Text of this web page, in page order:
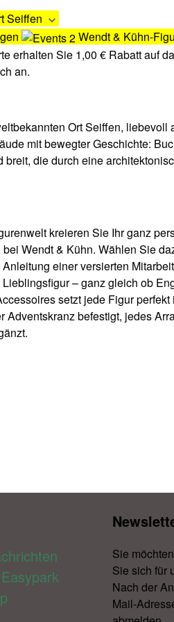
Seiffen
Wendt & Kühn-
erhalten Sie 1,00 € Rabatt auf
an.
Ort Seiffen, liebevoll
mit bewegter Geschichte:
die durch eine
kreieren Sie Ihr ganz
Wendt & Kühn. Wählen Sie
einer versierten
– ganz gleich ob
setzt jede Figur
befestigt, jedes
Sie
Sie sich für
Nach der
Mail-